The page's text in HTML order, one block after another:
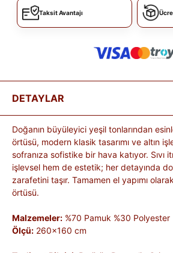
Taksit Avantajı
DETAYLAR
Doğanın büyüleyici yeşil tonlarından
örtüsü, modern klasik tasarımı ve altın
sofranıza sofistike bir hava katıyor. Sıvı
işlevsel hem de estetik; her detayında
zarafetini taşır. Tamamen el yapımı
örtüsü.
Malzemeler: %70 Pamuk %30 Polyester
Ölçü: 260x160 cm